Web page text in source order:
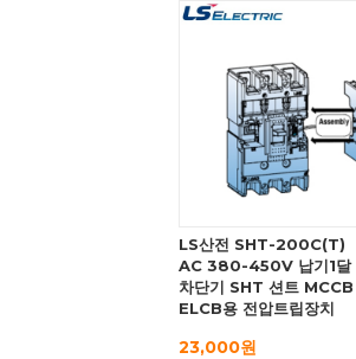
LS산전 SHT-200C(T)
AC 380-450V 납기1달
차단기 SHT 션트 MCCB
ELCB용 전압트립장치
23,000원